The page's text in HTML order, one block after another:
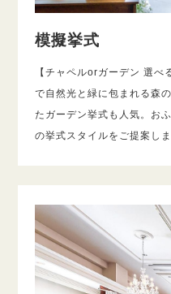
模擬挙式
【チャペルorガーデン 選べ
で自然光と緑に包まれる森
たガーデン挙式も人気。お
の挙式スタイルをご提案しま